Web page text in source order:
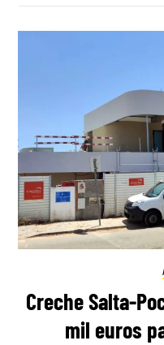
Creche Salta-
mil euros